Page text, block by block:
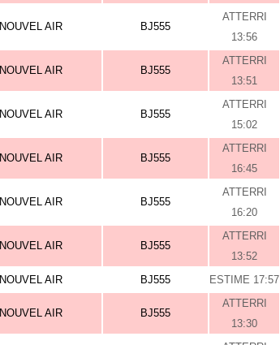
NOUVEL AIR BJ555
ATTERRI
13:56
NOUVEL AIR BJ555
ATTERRI
13:51
NOUVEL AIR BJ555
ATTERRI
15:02
NOUVEL AIR BJ555
ATTERRI
16:45
NOUVEL AIR BJ555
ATTERRI
16:20
NOUVEL AIR BJ555
ATTERRI
13:52
NOUVEL AIR BJ555 ESTIME 17:57
NOUVEL AIR BJ555
ATTERRI
13:30